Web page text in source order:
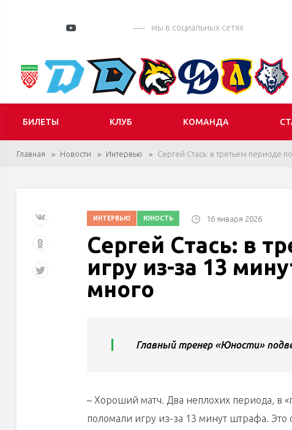
мы в социальных сетях
БИЛЕТЫ КЛУБ КОМАНДА
Главная Новости Интервью Сергей Стась: в третьем периоде
ИНТЕРВЬЮ ЮНОСТЬ 16 января 2026
Сергей Стась: в
игру из-за 13
много
Главный тренер «Юности»
– Хороший матч. Два неплохих периода, в
поломали игру из-за 13 минут штрафа. Это